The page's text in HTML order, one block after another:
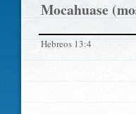
Mocahuase
Hebreos 13:4